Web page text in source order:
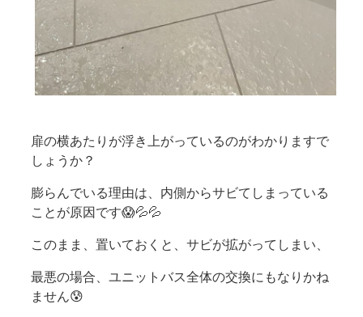
扉の横あたりが浮き上がっているのがわかりますで
しょうか？
膨らんでいる理由は、内側からサビてしまっている
ことが原因です😱💦💦
このまま、置いておくと、サビが拡がってしまい、
最悪の場合、ユニットバス全体の交換にもなりかね
ません😰